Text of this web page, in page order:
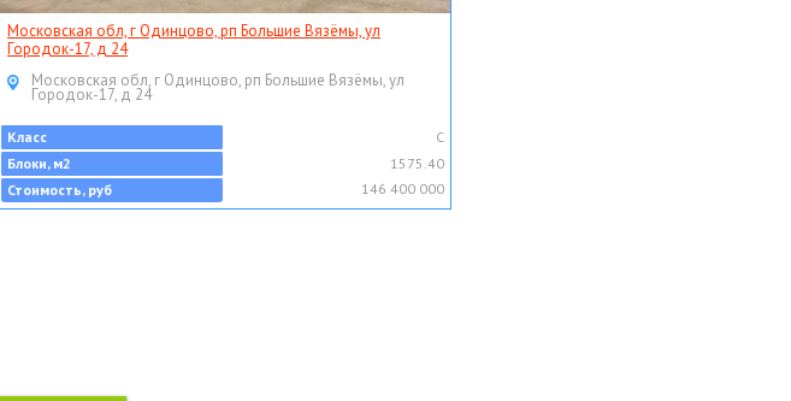
Московская обл, г Одинцово, рп Большие Вязёмы, ул
Городок-17, д 24
Московская обл, г Одинцово, рп Большие Вязёмы, ул
Городок-17, д 24
Класс
C
Блоки, м2
1575.40
Стоимость, руб
146 400 000